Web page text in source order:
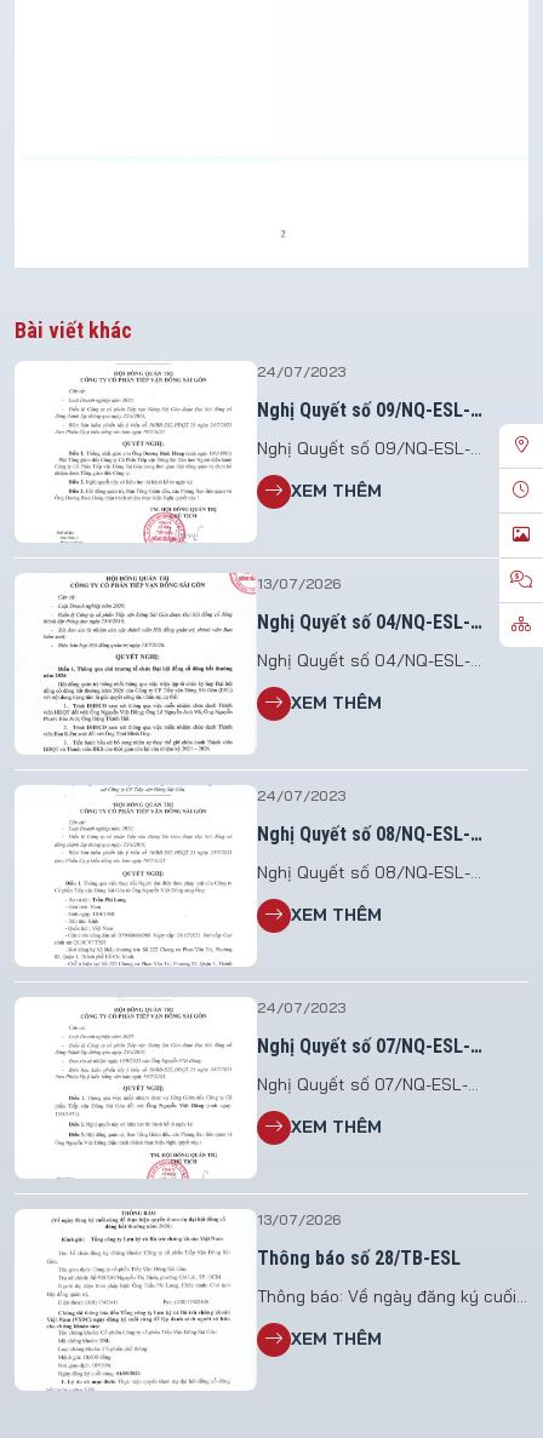
Bài viết khác
24/07/2023
Nghị Quyết số 09/NQ-ESL-
Nghị Quyết số 09/NQ-ESL-
HĐQT.23 Vv giao nhiệm vụ điều
hành Công ty Cổ phần Tiếp vận
XEM THÊM
13/07/2026
Nghị Quyết số 04/NQ-ESL-
Nghị Quyết số 04/NQ-ESL-
HĐQT.26 V/v Triệu tập họp Đại hội
đồng cổ đông bất thường năm
2026
XEM THÊM
24/07/2023
Nghị Quyết số 08/NQ-ESL-
Nghị Quyết số 08/NQ-ESL-
HĐQT.23 V/v thay đổi Người đại
diện theo pháp luật không làm
XEM THÊM
24/07/2023
Nghị Quyết số 07/NQ-ESL-
Nghị Quyết số 07/NQ-ESL-
HĐQT.23 V/v miễn nhiệm Tổng
Giám Đốc Công ty Cổ Phần Tiếp
XEM THÊM
13/07/2026
Thông báo số 28/TB-ESL
Thông báo: Về ngày đăng ký cuối
cùng để thực hiện quyền tham dự
đại hội đồng cổ đông bất thường
XEM THÊM